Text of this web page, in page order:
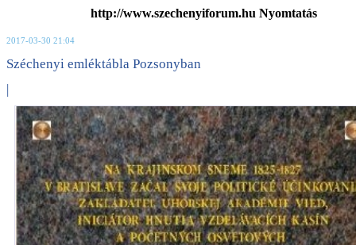
http://www.szechenyiforum.hu Nyomtatás
2017-03-30 21:04
Széchenyi emléktábla Pozsonyban
|